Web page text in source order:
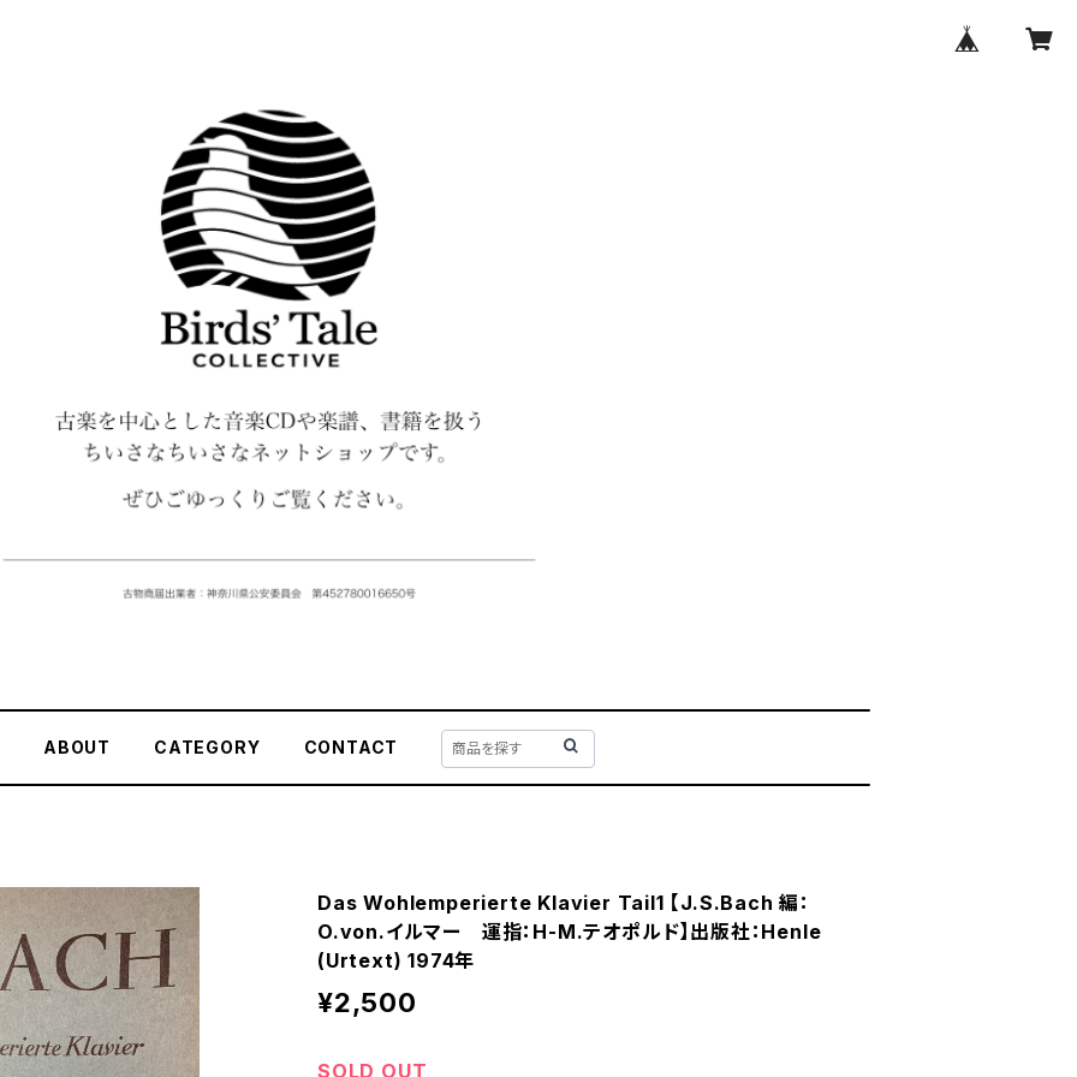
ABOUT CATEGORY CONTACT
Das Wohlemperierte Klavier Tail1 【J.S.Bach 編：
O.von.イルマー 運指：H-M.テオポルド】出版社：Henle
(Urtext) 1974年
¥2,500
SOLD OUT